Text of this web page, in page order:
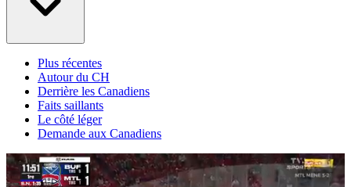
Plus récentes
Autour du CH
Derrière les Canadiens
Faits saillants
Le côté léger
Demande aux Canadiens